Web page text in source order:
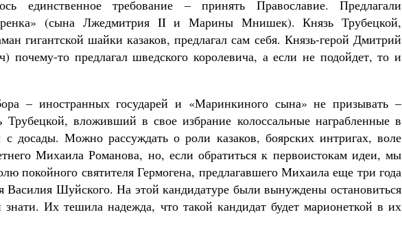
единственное требование – принять Православие. Предлагали
(сына Лжедмитрия II и Марины Мнишек). Князь Трубецкой,
гигантской шайки казаков, предлагал сам себя. Князь-герой Дмитрий
почему-то предлагал шведского королевича, а если не подойдет, то и
– иностранных государей и «Маринкиного сына» не призывать –
Трубецкой, вложивший в свое избрание колоссальные награбленные в
с досады. Можно рассуждать о роли казаков, боярских интригах, воле
Михаила Романова, но, если обратиться к первоистокам идеи, мы
покойного святителя Гермогена, предлагавшего Михаила еще три года
Василия Шуйского. На этой кандидатуре были вынуждены остановиться
знати. Их тешила надежда, что такой кандидат будет марионеткой в их